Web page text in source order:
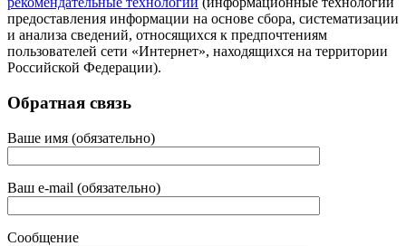
предоставления информации на основе сбора, систематизации
и анализа сведений, относящихся к предпочтениям
пользователей сети «Интернет», находящихся на территории
Российской Федерации).
Обратная связь
Ваше имя (обязательно)
Ваш e-mail (обязательно)
Сообщение